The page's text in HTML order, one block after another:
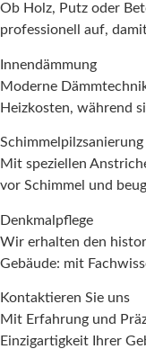
Ob Holz, Putz oder
professionell auf,
Innendämmung
Moderne
Heizkosten, während
Schimmelpilzsanierung
Mit speziellen
vor Schimmel und
Denkmalpflege
Wir erhalten den
Gebäude: mit
Kontaktieren Sie uns
Mit Erfahrung und
Einzigartigkeit Ihrer